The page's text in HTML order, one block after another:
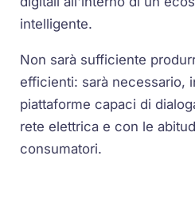
intelligente.
Non sarà sufficiente
efficienti: sarà necessario,
piattaforme capaci di
rete elettrica e con le
consumatori.